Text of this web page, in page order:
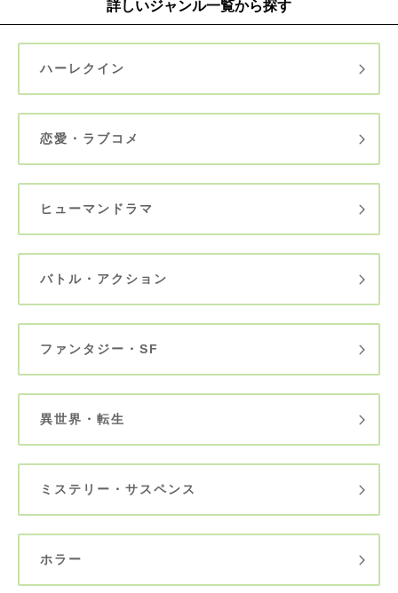
詳しいジャンル一覧から探す
ハーレクイン
恋愛・ラブコメ
ヒューマンドラマ
バトル・アクション
ファンタジー・SF
異世界・転生
ミステリー・サスペンス
ホラー